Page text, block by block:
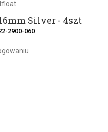
Silver - 4szt
2900-060